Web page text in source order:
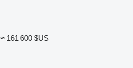
≈ 161 600 $US